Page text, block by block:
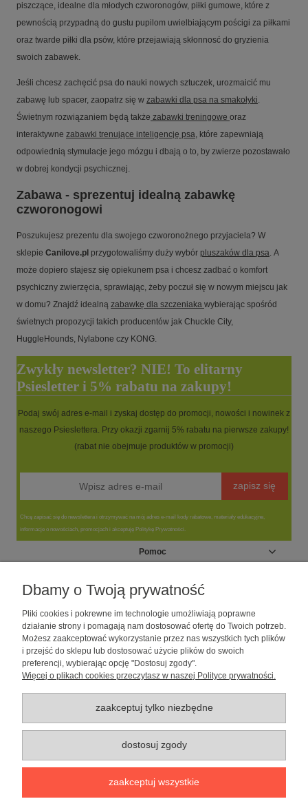
piszczące, idealne dla młodych czworonogów, piłki gumowe, które z
pewnością przypadną do gustu pupilom uwielbiającym pościgi za piłkami
oraz twarde piłki dla psów, które przejawiają skłonnosć do gryzienia
swoich zabawek.
Jeśli chcesz zachęcić psa do nauki nowych sztuczek, urozmaicić mu
zabawę lub spacer, zaopatrz się w zabawki dla psa na smakołyki.
Świetnym rozwiązaniem będą także zabawki treningowe oraz
interaktywne zabawki trenujące inteligencję psa, które zapewniają
odpowiednią stymulacje jego mózgu i dbają o to, by zwierze pozostawało
w dobrej kondycji psychicznej.
Zabawa - sprezentuj idealną zabawkę
czworonogowi
Poszukujesz prezentu dla swojego czworonożnego przyjaciela? W
sklepie Canilove.pl przygotowaliśmy duży wybór pluszaków dla psa. A
może dopiero stajesz się opiekunem psa i chcesz zadbać o komfort
psychiczny zwierzęcia, sprawiając, żeby poczuł się w nowym miejscu jak
w domu? Znajdź idealną zabawkę dla szczeniaka wybierając spośród
świetnych propozycji takich producentów jak Chuckle City,
HuggleHounds, Nylabone czy KONG.
Zwykły newsletter? NIE! To elitarny
Psiesletter i 5% rabatu na zakupy!
Podaj swój adres e-mail i zyskaj dostęp do promocji, nowości i nowinek z
naszego Psieslettera. Przy okazji zgarnij 5% rabatu na pierwsze zakupy!
(rabat nie obejmuje produktów w promocji)
zapisz się
Chcę zapisać się do newslettera i otrzymywać na mój adres e-mail kody rabatowe, materiały edukacyjne,
informacje o nowościach, promocjach i akceptuję Politykę Prywatności.
Pomoc
Moje konto
Informacje
O nas
Sklep dla psów caniLOVE| NIP: 5251057141 | ul. Strzelecka 54/56, 64-
010 Krzywiń, woj. wielkopolskie | telefon: 600 189 631, e-mail:
sklep@canilove.pl
Realizacja:Centrum Usług E-Commerce Łukasz Wiśniewski2021 |
Oprogramowanie:Shoper
Sklep internetowy Shoper Premium
Dbamy o Twoją prywatność
Pliki cookies i pokrewne im technologie umożliwiają poprawne
działanie strony i pomagają nam dostosować ofertę do Twoich potrzeb.
Możesz zaakceptować wykorzystanie przez nas wszystkich tych plików
i przejść do sklepu lub dostosować użycie plików do swoich
preferencji, wybierając opcję "Dostosuj zgody".
Więcej o plikach cookies przeczytasz w naszej Polityce prywatności.
zaakceptuj tylko niezbędne
dostosuj zgody
zaakceptuj wszystkie